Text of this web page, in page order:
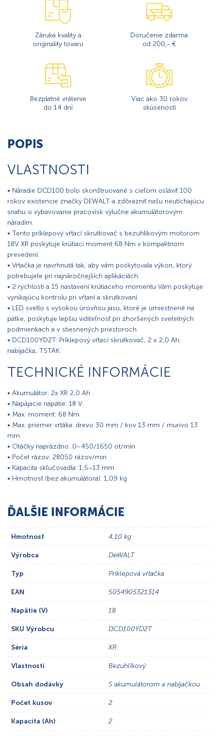
Záruka kvality a
originality tovaru
Doručenie zdarma
od 200,- €
Bezplatné vrátenie
do 14 dní
Viac ako 30 rokov
skúseností
POPIS
VLASTNOSTI
• Náradie DCD100 bolo skonštruované s cieľom osláviť 100
rokov existencie značky DEWALT a zdôrazniť našu neutíchajúcu
snahu o vybavovanie pracovísk výlučne akumulátorovým
náradím.
• Tento príklepový vŕtací skrutkovač s bezuhlíkovým motorom
18V XR poskytuje krútiaci moment 68 Nm v kompaktnom
prevedení.
• Vŕtačka je navrhnutá tak, aby vám poskytovala výkon, ktorý
potrebujete pri najnáročnejších aplikáciách.
• 2 rýchlosti a 15 nastavení krútiaceho momentu Vám poskytuje
vynikajúcu kontrolu pri vŕtaní a skrutkovaní.
• LED svetlo s vysokou úrovňou jasu, ktoré je umiestnené na
pätke, poskytuje lepšiu viditeľnosť pri zhoršených svetelných
podmienkach a v stiesnených priestoroch.
• DCD100YD2T: Príklepový vŕtací skrutkovač, 2 x 2,0 Ah,
nabíjačka, TSTAK.
TECHNICKÉ INFORMÁCIE
• Akumulátor: 2x XR 2,0 Ah
• Napájacie napätie: 18 V
• Max. moment: 68 Nm
• Max. priemer vrtáka: drevo 30 mm / kov 13 mm / murivo 13
mm
• Otáčky naprázdno: 0–450/1650 ot/min
• Počet rázov: 28050 rázov/min
• Kapacita skľučovadla: 1,5–13 mm
• Hmotnosť (bez akumulátora): 1,09 kg
ĎALŠIE INFORMÁCIE
Hmotnosť 4,10 kg
Výrobca DeWALT
Typ Príklepová vŕtačka
EAN 5054905321314
Napätie (V) 18
SKU Výrobcu DCD100YD2T
Séria XR
Vlastnosti Bezuhlíkový
Obsah dodávky S akumulátorom a nabíjačkou
Počet kusov 2
Kapacita (Ah) 2